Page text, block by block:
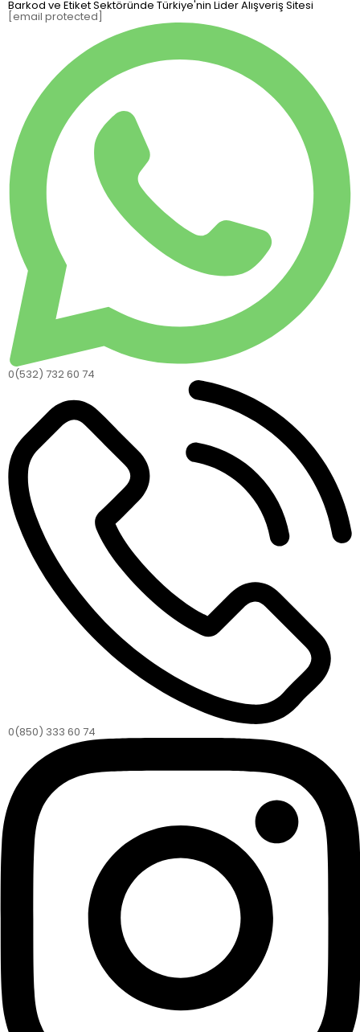
Barkod ve Etiket Sektöründe Türkiye'nin Lider Alışveriş Sitesi
[email protected]
0(532) 732 60 74
0(850) 333 60 74